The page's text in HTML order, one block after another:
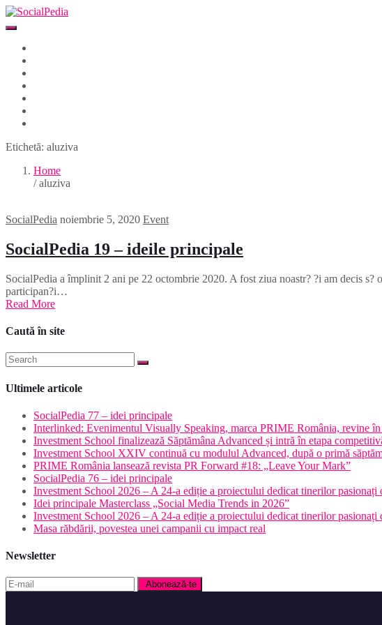
Etichetă: aluziva
Home
/ aluziva
SocialPedia noiembrie 5, 2020 Event
SocialPedia 19 – ideile principale
SocialPedia a împlinit 2 ani pe 22 octombrie 2020. A fost ziua noastr? ?i am decis
participan?i…
Read More
Caută în site
Ultimele articole
SocialPedia 77 – idei principale
Interlinked: Evenimentul Visually Speaking, marca PRIME România, revine în
Investment School finalizează Săptămâna Advanced și intră în etapa
Investment School XXIV continuă cu modulul Advanced, după o primă
PRIME România lansează revista PR Forward #18: „Leave Your Mark”
SocialPedia 76 – idei principale
Investment School 2026 – A 24-a ediție a proiectului dedicat tinerilor pasionați
Idei principale Masterclass „Social Media Trends in 2026”
Investment School 2026 – A 24-a ediție a proiectului dedicat tinerilor pasionați
Masa răbdării, povestea unei campanii cu impact real
Newsletter